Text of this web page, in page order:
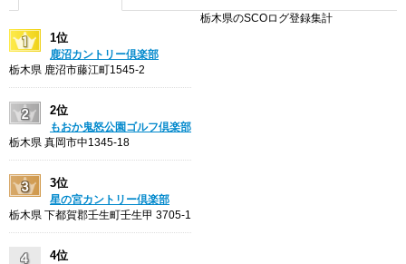
栃木県のSCOログ登録集計
1位
鹿沼カントリー倶楽部
栃木県 鹿沼市藤江町1545-2
2位
もおか鬼怒公園ゴルフ倶楽部
栃木県 真岡市中1345-18
3位
星の宮カントリー倶楽部
栃木県 下都賀郡壬生町壬生甲 3705-1
4位